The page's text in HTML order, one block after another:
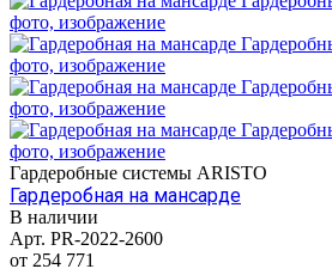
Гардеробные системы ARISTO
Гардеробная на мансарде
В наличии
Арт. PR-2022-2600
от 254 771